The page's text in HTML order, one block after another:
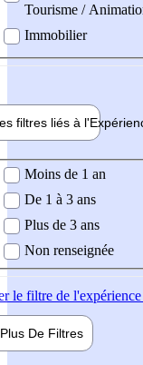
Tourisme /
Immobilier
filtres liés à l'
demandée
Moins de 1 an
De 1 à 3 ans
Plus de 3 ans
Non renseignée
le filtre de l'expérience
Plus De Filtres